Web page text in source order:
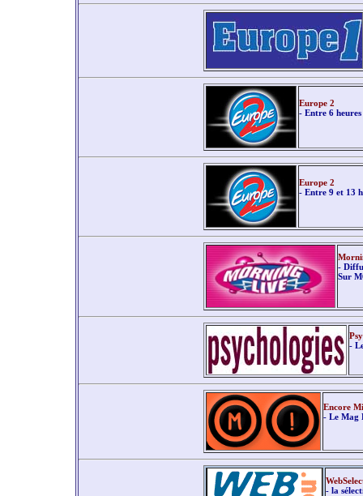
Europe 2
- Entre 6
Europe 2
- Entre 9 et 13
-
Sur
-
Encore
- Le Mag
- la